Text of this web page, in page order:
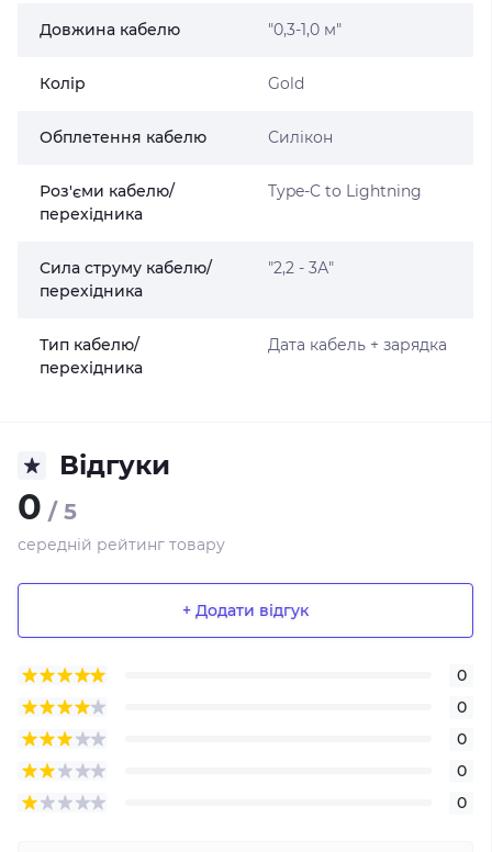
Довжина кабелю "0,3-1,0 м"
Колір Gold
Обплетення кабелю Силікон
Роз'єми кабелю/
перехідника
Type-C to Lightning
Сила струму кабелю/
перехідника
"2,2 - 3А"
Тип кабелю/
перехідника
Дата кабель + зарядка
Відгуки
0 / 5
середній рейтинг товару
+ Додати відгук
0
0
0
0
0